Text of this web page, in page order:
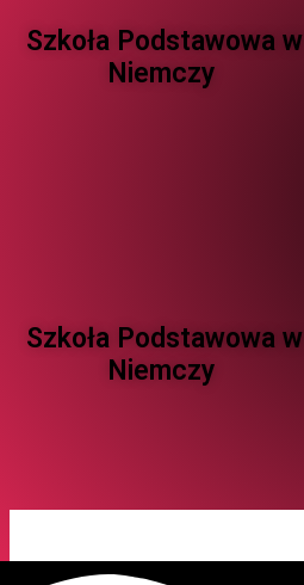
Szkoła Podstawowa w
Niemczy ​
Szkoła Podstawowa w
Niemczy ​